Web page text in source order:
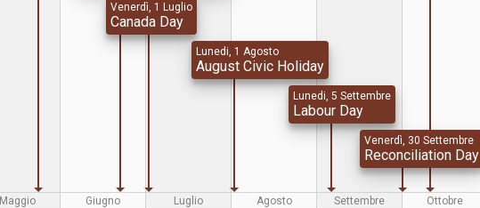
Venerdì, 1 Luglio
Canada Day
Lunedi, 1 Agosto
August Civic Holiday
Lunedi, 5 Settembre
Labour Day
Venerdì, 30 Settembre
Reconciliation Day
Maggio Giugno Luglio Agosto Settembre Ottobre